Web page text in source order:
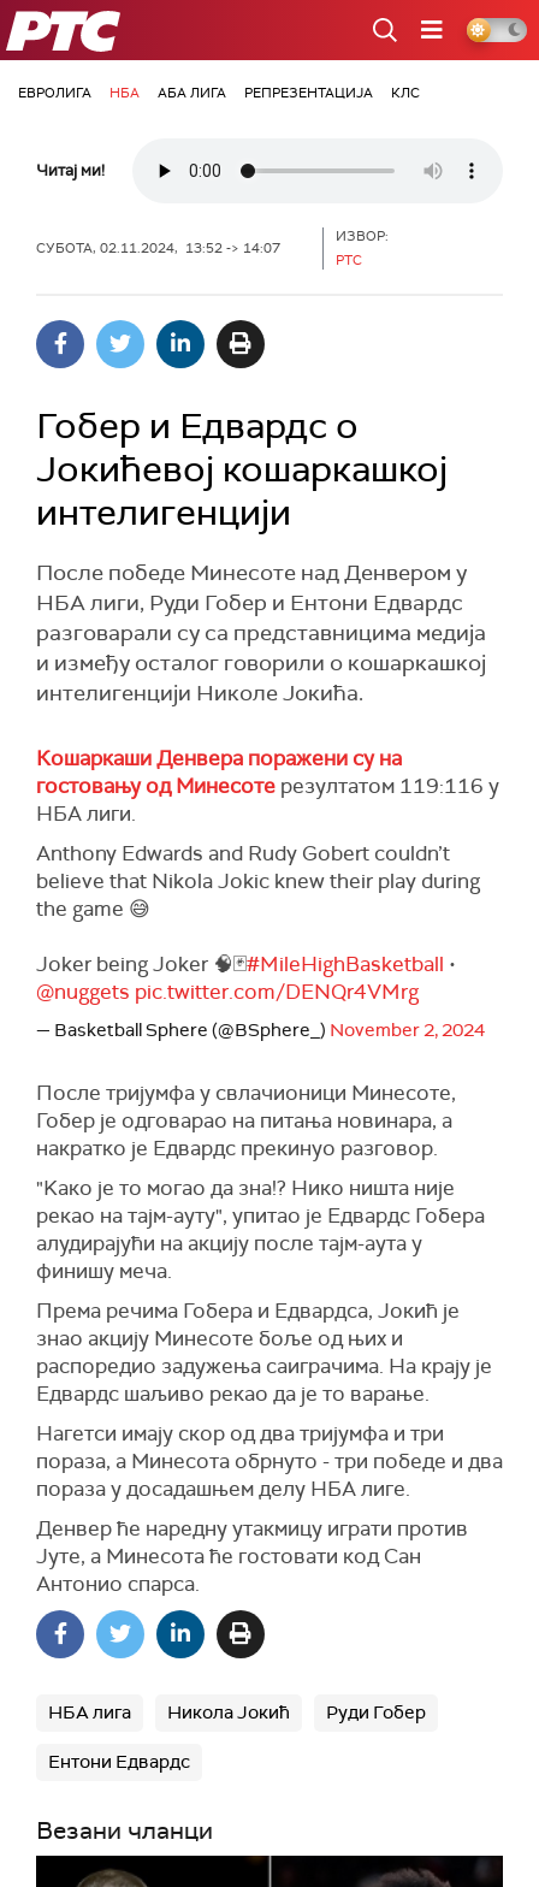
РТС
ЕВРОЛИГА НБА АБА ЛИГА РЕПРЕЗЕНТАЦИЈА КЛС
Читај ми!
СУБОТА, 02.11.2024, 13:52 -> 14:07
ИЗВОР:
РТС
Гобер и Едвардс о
Јокићевој кошаркашкој
интелигенцији
После победе Минесоте над Денвером у
НБА лиги, Руди Гобер и Ентони Едвардс
разговарали су са представницима медија
и између осталог говорили о кошаркашкој
интелигенцији Николе Јокића.
Кошаркаши Денвера поражени су на
гостовању од Минесоте резултатом 119:116 у
НБА лиги.
Anthony Edwards and Rudy Gobert couldn’t
believe that Nikola Jokic knew their play during
the game 😅
Joker being Joker 🧠🃏#MileHighBasketball •
@nuggets pic.twitter.com/DENQr4VMrg
— Basketball Sphere (@BSphere_) November 2, 2024
После тријумфа у свлачионици Минесоте,
Гобер је одговарао на питања новинара, а
накратко је Едвардс прекинуо разговор.
"Kако је то могао да зна!? Нико ништа није
рекао на тајм-ауту", упитао је Едвардс Гобера
алудирајући на акцију после тајм-аута у
финишу меча.
Према речима Гобера и Едвардса, Јокић је
знао акцију Минесоте боље од њих и
распоредио задужења саиграчима. На крају је
Едвардс шаљиво рекао да је то варање.
Нагетси имају скор од два тријумфа и три
пораза, а Минесота обрнуто - три победе и два
пораза у досадашњем делу НБА лиге.
Денвер ће наредну утакмицу играти против
Јуте, а Минесота ће гостовати код Сан
Антонио спарса.
НБА лига Никола Јокић Руди Гобер
Ентони Едвардс
Везани чланци